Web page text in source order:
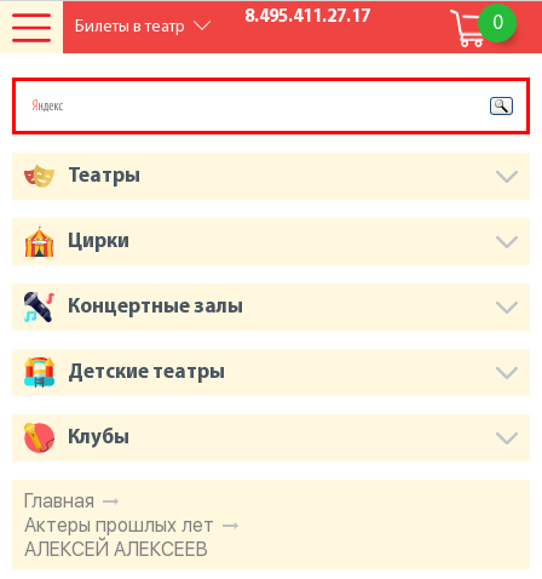
0
8.495.411.27.17
Главная
Актеры прошлых лет
АЛЕКСЕЙ АЛЕКСЕЕВ
Театры
Цирки
Концертные залы
Детские театры
Клубы
Билеты в театр